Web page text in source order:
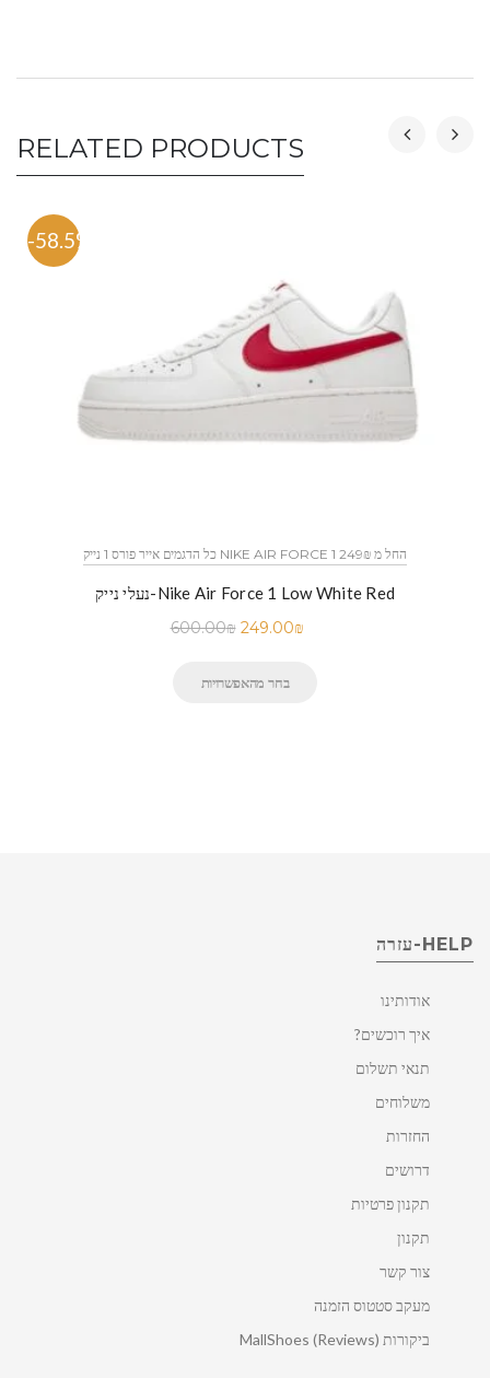
RELATED PRODUCTS
-58.5%
כל הדגמים אייר פורס 1 נייק NIKE AIR FORCE 1 החל מ 249₪
נעלי נייק-Nike Air Force 1 Low White Red
600.00₪ 249.00₪
בחר מהאפשרויות
HELP-עזרה
אודותינו
איך רוכשים?
תנאי תשלום
משלוחים
החזרות
דרושים
תקנון פרטיות
תקנון
צור קשר
מעקב סטטוס הזמנה
ביקורות MallShoes (Reviews)